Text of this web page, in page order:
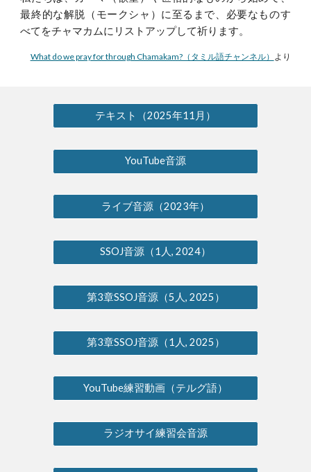
最終的な解脱（モークシャ）に至るまで、必要なものす
べてをチャマカムにリストアップして祈ります。
What do we pray for through Chamakam?（タミル語チャンネル） より
テキスト（2025年11月）
YouTube音源
ライブ音源（2023年）
SSOJ音源（1人, 2024）
第3章SSOJ音源（5人, 2025）
第3章SSOJ音源（1人, 2025）
YouTube練習動画（テルグ語）
ラジオサイ練習会音源